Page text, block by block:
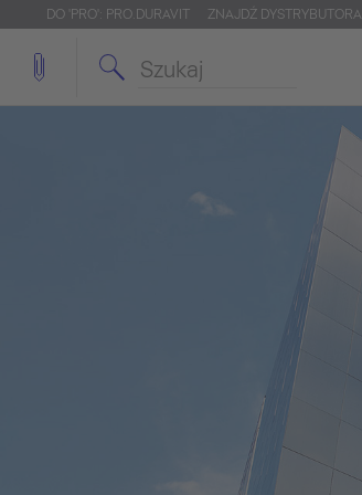
DO 'PRO': PRO.DURAVIT ZNAJDŹ DYSTRYBUTORA